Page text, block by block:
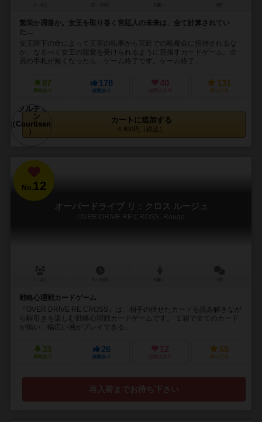
繁栄か凋落か。女王を取り巻く宮廷人の未来は、全て計算されてい
た…
女王陛下の命によって王室の執事から宮廷での晩餐会に招待されるな
か、なるべく女王の寵愛を受けられるように目指すカードゲーム。全
員の手札が無くなったら、ゲーム終了です。ゲーム終了...
87
興味あり
178
経験あり
40
お気に入り
131
持ってる
カートに追加する
4,400円（税込）
No.12
オーバードライブ リ：クロス ルージュ
OVER DRIVE RE:CROSS -Rouge
戦略心理戦カードゲーム
『OVER DRIVE RE:CROSS』は、相手の伏せたカードを読み解きなが
ら駆引きを楽しむ戦略心理戦カードゲームです。 １箱で全てのカード
が揃い、幅広い層がプレイできる...
33
興味あり
26
経験あり
12
お気に入り
55
持ってる
再入荷までお待ち下さい